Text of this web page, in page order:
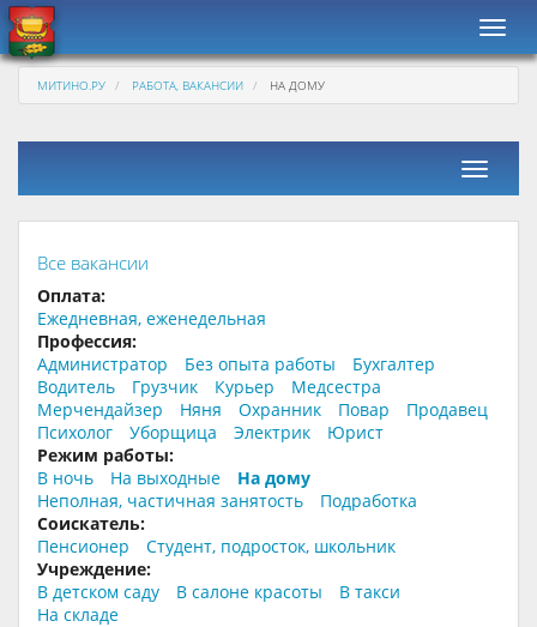
МИТИНО.РУ РАБОТА, ВАКАНСИИ НА ДОМУ
Фильтр
Все вакансии
Оплата:
Ежедневная, еженедельная
Профессия:
Администратор
Без опыта работы
Бухгалтер
Водитель
Грузчик Курьер
Медсестра
Мерчендайзер
Няня Охранник Повар
Продавец
Психолог
Уборщица Электрик
Юрист
Режим работы:
В ночь
На выходные
На дому
Неполная, частичная занятость
Подработка
Соискатель:
Пенсионер
Студент, подросток, школьник
Учреждение:
В детском саду
В салоне красоты
В такси
На складе